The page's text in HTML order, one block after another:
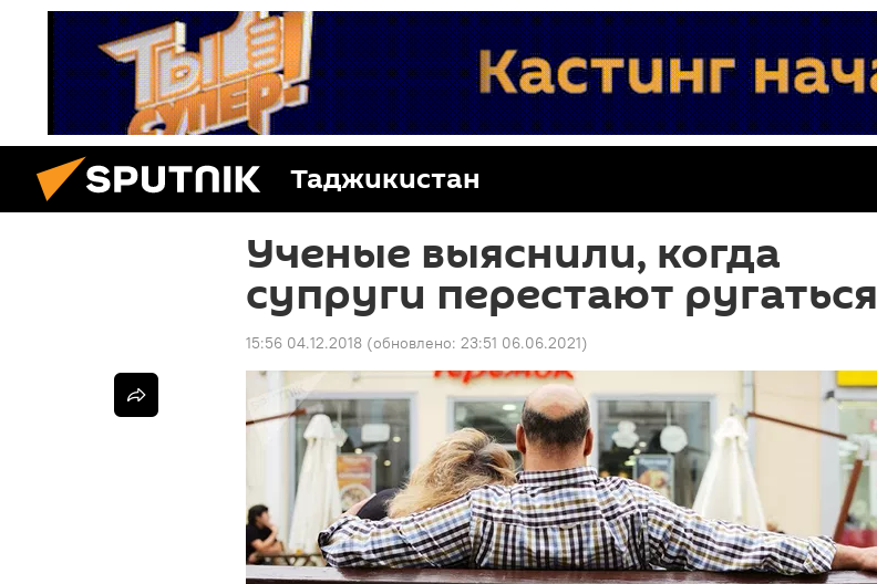
Таджикистан
Ученые выяснили, когда
супруги перестают ругаться
15:56 04.12.2018 (обновлено: 23:51 06.06.2021)